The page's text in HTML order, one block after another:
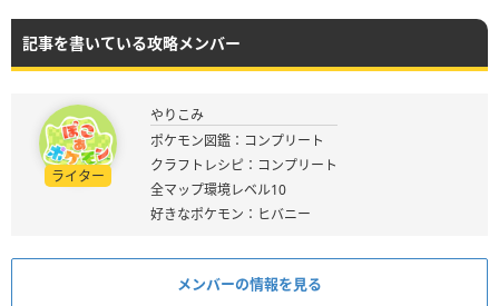
記事を書いている攻略メンバー
ライター
やりこみ
ポケモン図鑑：コンプリート
クラフトレシピ：コンプリート
全マップ環境レベル10
好きなポケモン：ヒバニー
メンバーの情報を見る